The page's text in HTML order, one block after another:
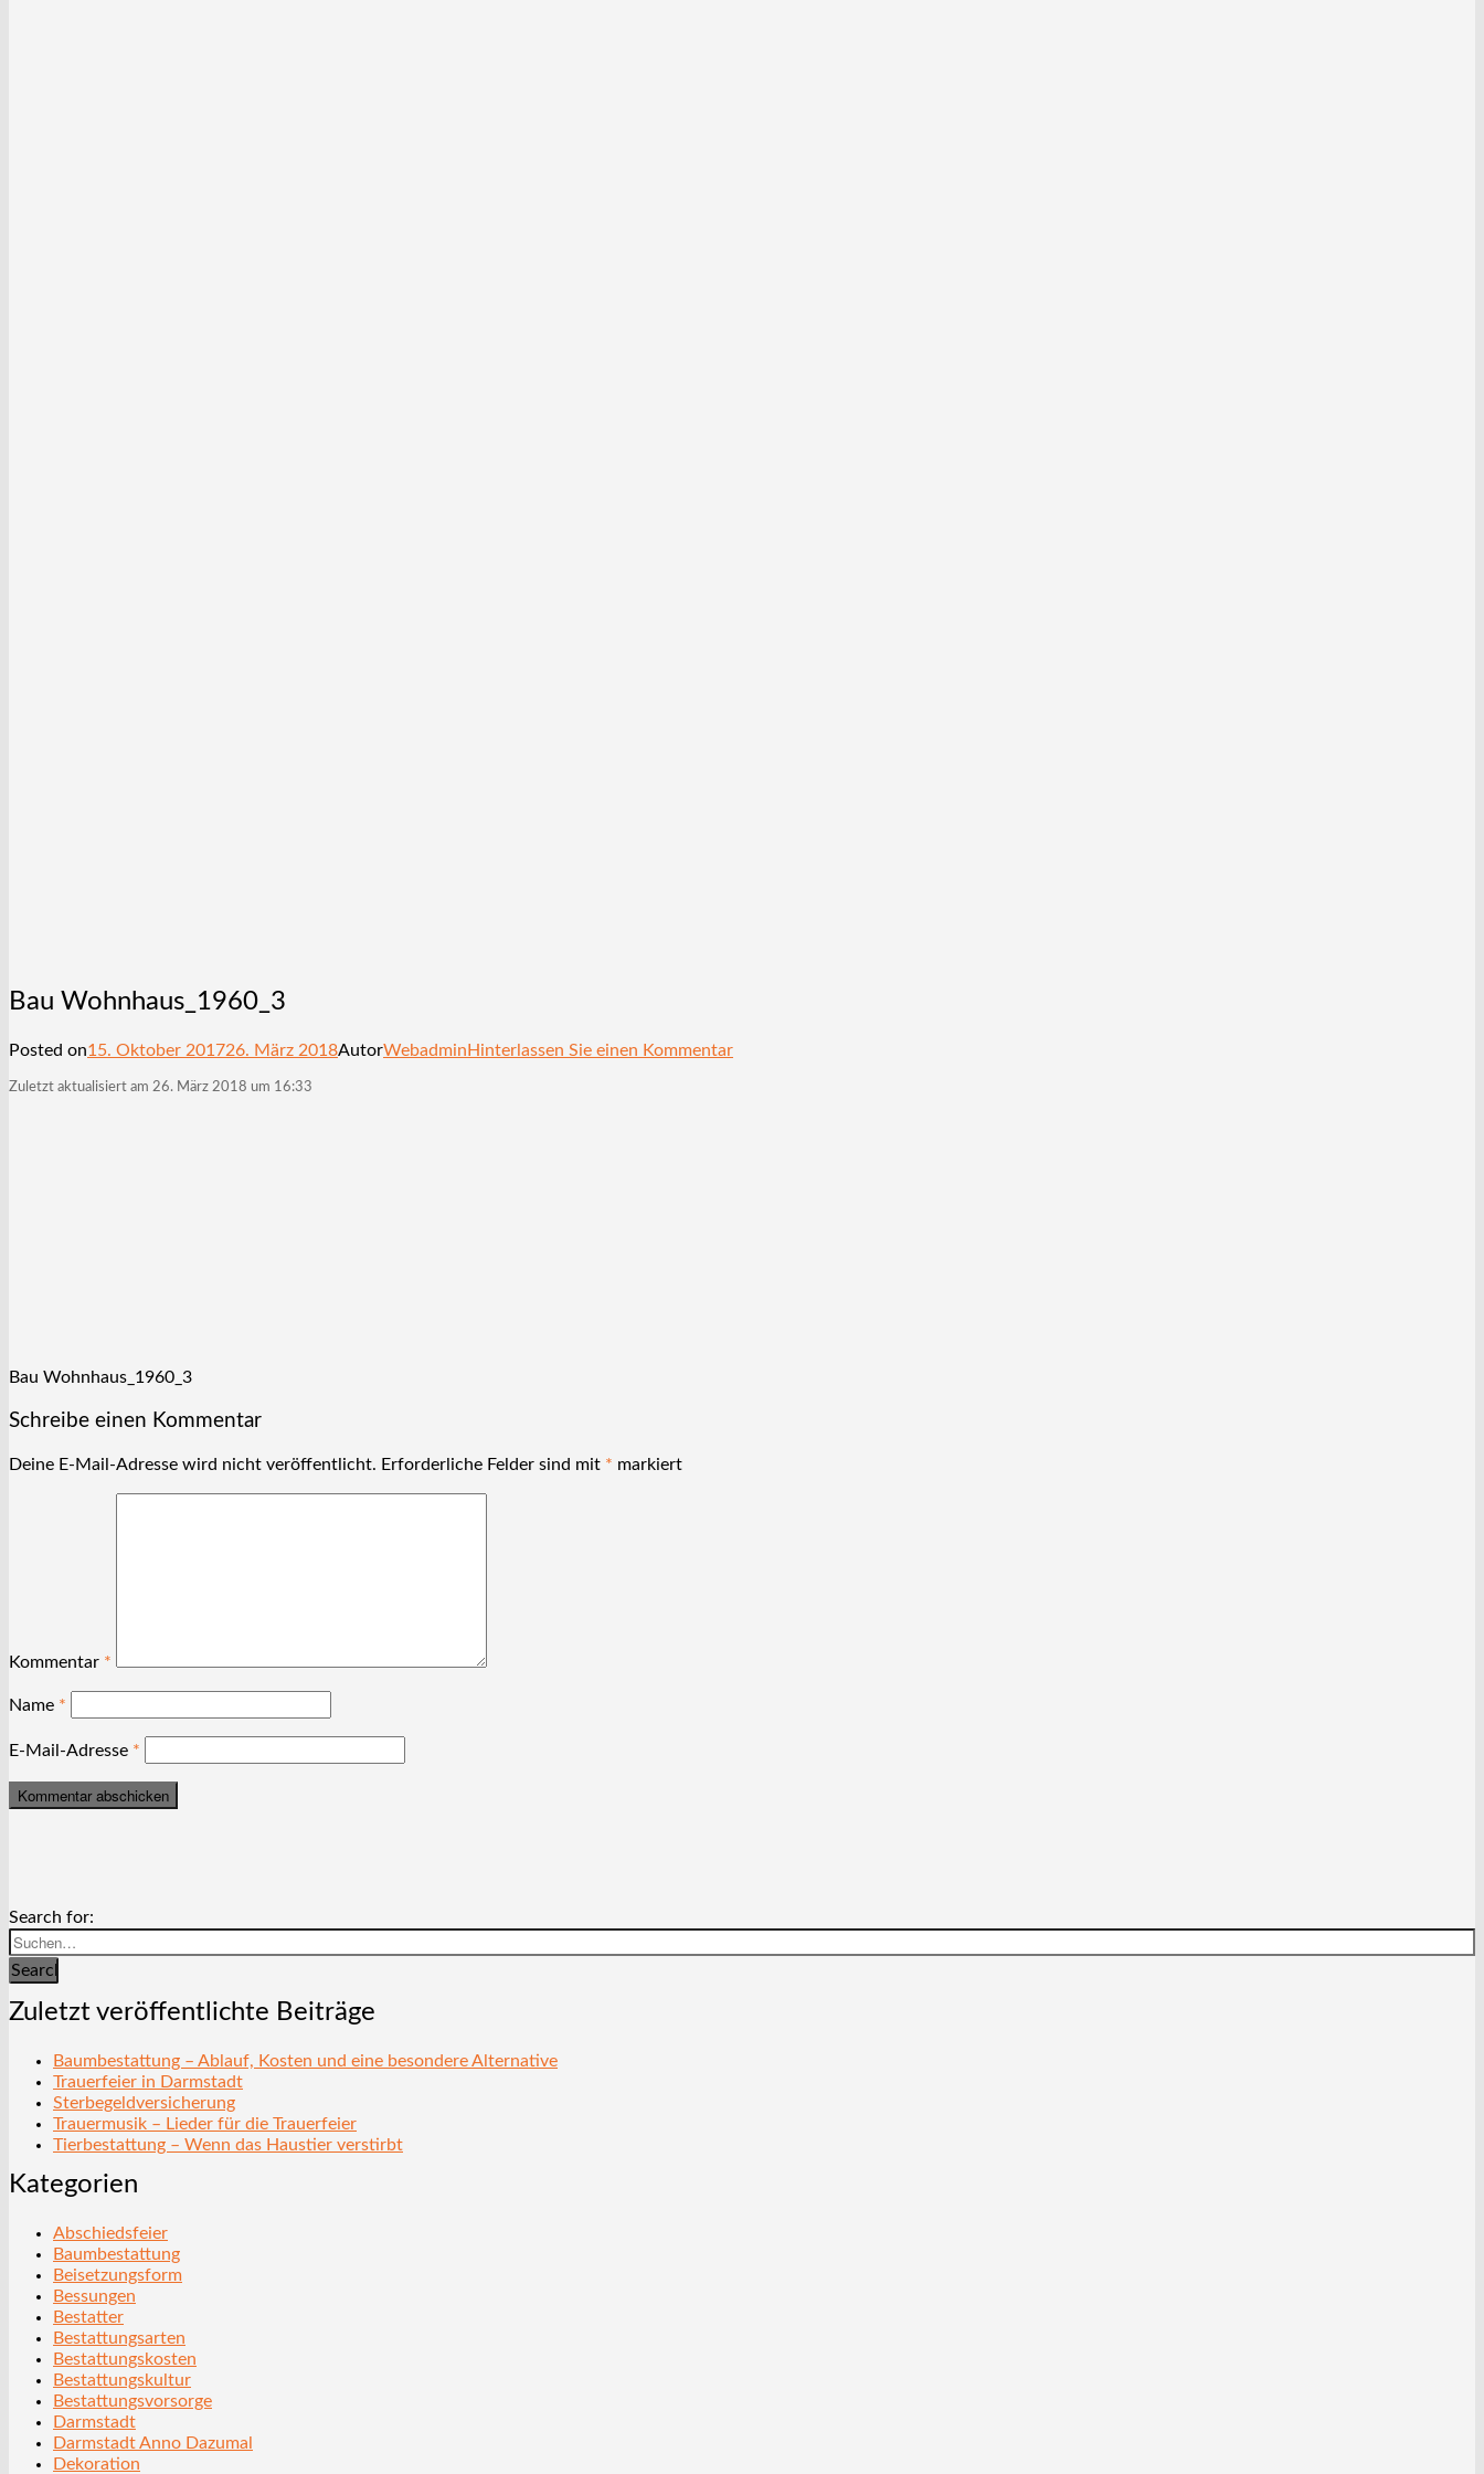
Bau Wohnhaus_1960_3
Posted on15. Oktober 201726. März 2018AutorWebadminHinterlassen Sie einen Kommentar
Zuletzt aktualisiert am 26. März 2018 um 16:33
Bau Wohnhaus_1960_3
Schreibe einen Kommentar
Deine E-Mail-Adresse wird nicht veröffentlicht. Erforderliche Felder sind mit * markiert
Kommentar *
Name *
E-Mail-Adresse *
Search for:
Search
Zuletzt veröffentlichte Beiträge
Baumbestattung – Ablauf, Kosten und eine besondere Alternative
Trauerfeier in Darmstadt
Sterbegeldversicherung
Trauermusik – Lieder für die Trauerfeier
Tierbestattung – Wenn das Haustier verstirbt
Kategorien
Abschiedsfeier
Baumbestattung
Beisetzungsform
Bessungen
Bestatter
Bestattungsarten
Bestattungskosten
Bestattungskultur
Bestattungsvorsorge
Darmstadt
Darmstadt Anno Dazumal
Dekoration